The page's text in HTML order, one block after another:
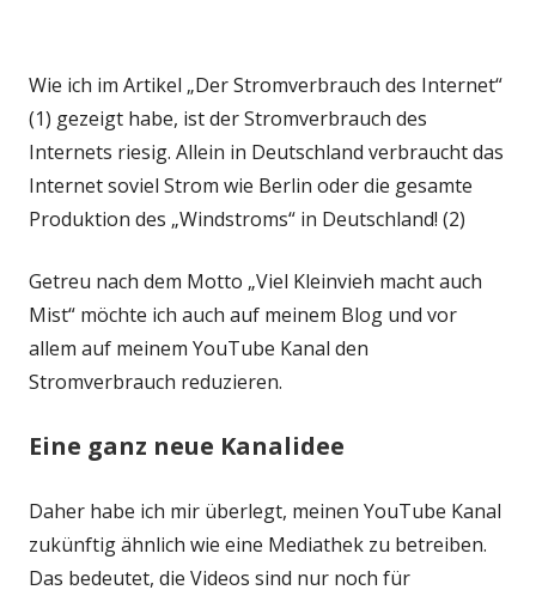
Wie ich im Artikel „Der Stromverbrauch des Internet“
(1) gezeigt habe, ist der Stromverbrauch des
Internets riesig. Allein in Deutschland verbraucht das
Internet soviel Strom wie Berlin oder die gesamte
Produktion des „Windstroms“ in Deutschland! (2)
Getreu nach dem Motto „Viel Kleinvieh macht auch
Mist“ möchte ich auch auf meinem Blog und vor
allem auf meinem YouTube Kanal den
Stromverbrauch reduzieren.
Eine ganz neue Kanalidee
Daher habe ich mir überlegt, meinen YouTube Kanal
zukünftig ähnlich wie eine Mediathek zu betreiben.
Das bedeutet, die Videos sind nur noch für